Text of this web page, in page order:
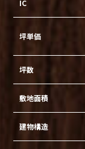
IC
坪単価
坪数
敷地面積
建物構造